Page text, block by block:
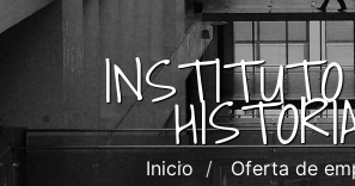
Inicio
Oferta de